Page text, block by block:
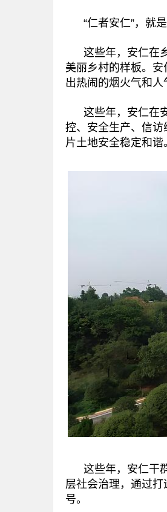
“仁者安仁”，就是
这些年，安仁在乡
美丽乡村的样板。
出热闹的烟火气和人
这些年，安仁在安
控、安全生产、信
片土地安全稳定和谐
这些年，安仁干群
层社会治理，通过打
号。